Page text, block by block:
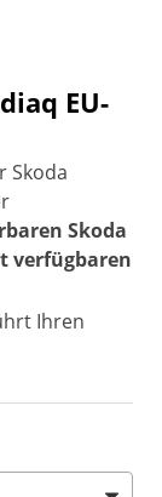
EU-
Skoda
Skoda
verfügbaren
Ihren